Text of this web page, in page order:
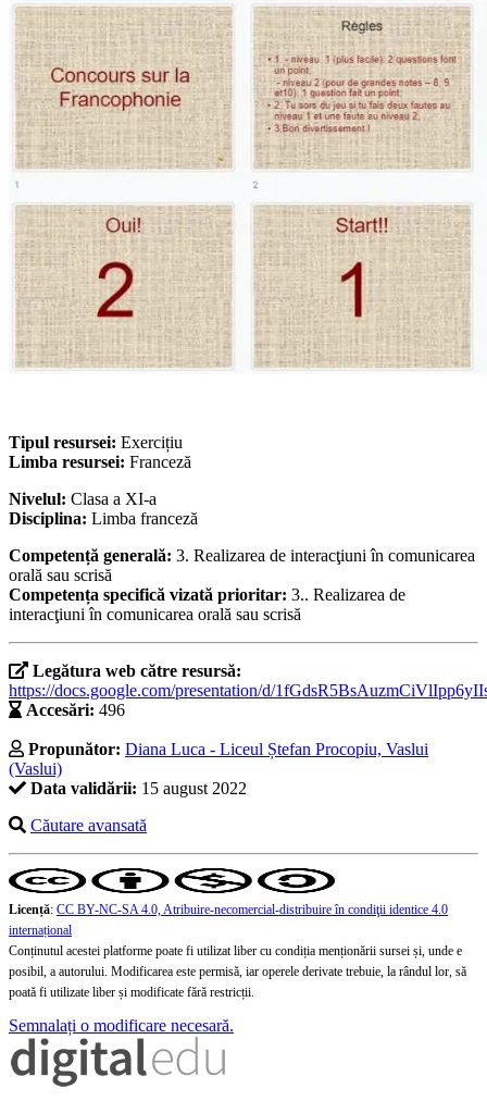
Tipul resursei: Exercițiu
Limba resursei: Franceză
Nivelul: Clasa a XI-a
Disciplina: Limba franceză
Competență generală: 3. Realizarea de interacţiuni în comunicarea
orală sau scrisă
Competența specifică vizată prioritar: 3.. Realizarea de
interacţiuni în comunicarea orală sau scrisă
Legătura web către resursă:
https://docs.google.com/presentation/d/
Accesări: 496
Propunător: Diana Luca - Liceul Ștefan Procopiu, Vaslui
(Vaslui)
Data validării: 15 august 2022
Căutare avansată
Licență: CC BY-NC-SA 4.0, Atribuire-necomercial-distribuire în condiţii identice 4.0
internațional
Conținutul acestei platforme poate fi utilizat liber cu condiția menționării sursei și, unde e
posibil, a autorului. Modificarea este permisă, iar operele derivate trebuie, la rândul lor, să
poată fi utilizate liber și modificate fără restricții.
Semnalați o modificare necesară.